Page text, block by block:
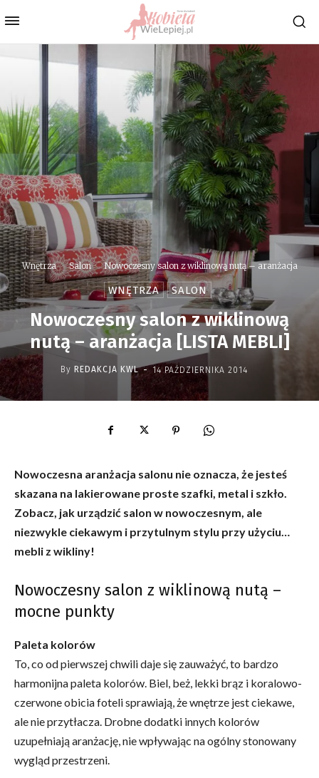
Wnętrza Salon Nowoczesny salon z wiklinową nutą – aranżacja
WNĘTRZA SALON
Nowoczesny salon z wiklinową
nutą – aranżacja [LISTA MEBLI]
By REDAKCJA KWL - 14 PAŹDZIERNIKA 2014
Nowoczesna aranżacja salonu nie oznacza, że jesteś
skazana na lakierowane proste szafki, metal i szkło.
Zobacz, jak urządzić salon w nowoczesnym, ale
niezwykle ciekawym i przytulnym stylu przy użyciu…
mebli z wikliny!
Nowoczesny salon z wiklinową nutą –
mocne punkty
Paleta kolorów
To, co od pierwszej chwili daje się zauważyć, to bardzo
harmonijna paleta kolorów. Biel, beż, lekki brąz i koralowo-
czerwone obicia foteli sprawiają, że wnętrze jest ciekawe,
ale nie przytłacza. Drobne dodatki innych kolorów
uzupełniają aranżację, nie wpływając na ogólny stonowany
wygląd przestrzeni.